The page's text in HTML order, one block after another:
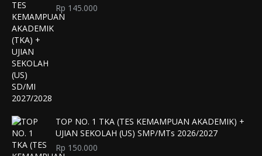
Rp 145.000
TOP NO. 1 TKA (TES KEMAMPUAN AKADEMIK) +
UJIAN SEKOLAH (US) SMP/MTs 2026/2027
Rp 150.000